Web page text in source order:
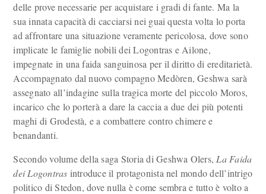
delle prove necessarie per acquistare i gradi di fante. Ma la
sua innata capacità di cacciarsi nei guai questa volta lo porta
ad affrontare una situazione veramente pericolosa, dove sono
implicate le famiglie nobili dei Logontras e Ailone,
impegnate in una faida sanguinosa per il diritto di ereditarietà.
Accompagnato dal nuovo compagno Medòren, Geshwa sarà
assegnato all’indagine sulla tragica morte del piccolo Moros,
incarico che lo porterà a dare la caccia a due dei più potenti
maghi di Grodestà, e a combattere contro chimere e
benandanti.
Secondo volume della saga Storia di Geshwa Olers, La Faida
dei Logontras introduce il protagonista nel mondo dell’intrigo
politico di Stedon, dove nulla è come sembra e tutto è volto a